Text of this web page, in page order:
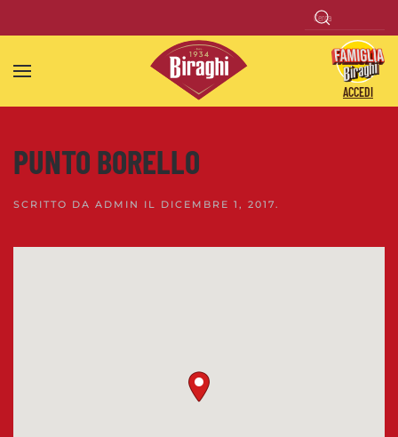
Skip to main content
ACCEDI
PUNTO BORELLO
SCRITTO DA ADMIN IL DICEMBRE 1, 2017.